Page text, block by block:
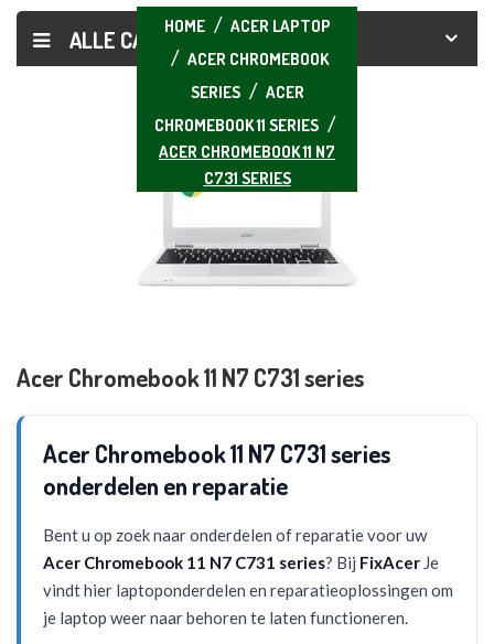
ALLE CATEGORIEËN
HOME
ACER LAPTOP
ACER CHROMEBOOK
SERIES
ACER
CHROMEBOOK 11 SERIES
ACER CHROMEBOOK 11 N7
C731 SERIES
Acer Chromebook 11 N7 C731 series
Acer Chromebook 11 N7 C731 series
onderdelen en reparatie
Bent u op zoek naar onderdelen of reparatie voor uw
Acer Chromebook 11 N7 C731 series? Bij FixAcer Je
vindt hier laptoponderdelen en reparatieoplossingen om
je laptop weer naar behoren te laten functioneren.